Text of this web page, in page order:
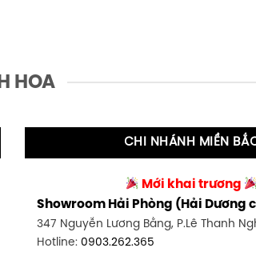
HOA
CHI NHÁNH MIỀN
Mới khai trương
Showroom Hải Phòng (Hải Dương
347 Nguyễn Lương Bằng, P.Lê Thanh
Hotline:0903.262.365